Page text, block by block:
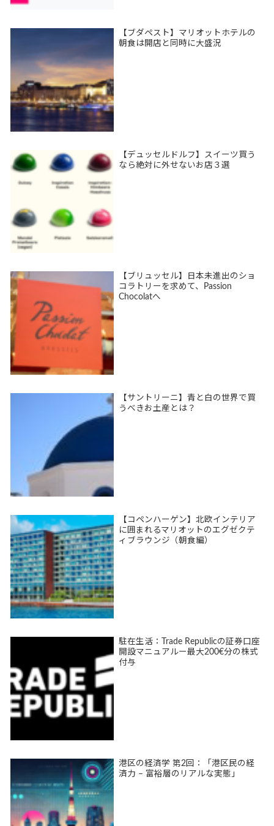
【ブダペスト】マリオットホテルの
朝食は開店と同時に大盛況
【デュッセルドルフ】スイーツ買う
なら絶対に外せないお店３選
【ブリュッセル】日本未進出のショ
コラトリーを求めて、Passion
Chocolatへ
【サントリーニ】青と白の世界で買
うべきお土産とは？
【コペンハーゲン】北欧インテリア
に囲まれるマリオットのエグゼクテ
ィブラウンジ（朝食編）
駐在生活：Trade Republicの証券口座
開設マニュアルー最大200€分の株式
付与
港区の経済学 第2回：「港区民の経
済力 – 富裕層のリアルな実態」